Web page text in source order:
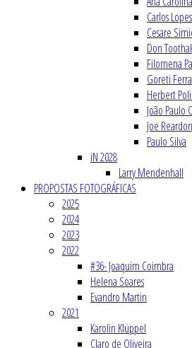
Carlos
Cesare
Don
Filomena
Goreti
Herbert
João Paulo
Joe Reardon
Paulo Silva
iN 2028
Larry Mendenhall
PROPOSTAS FOTOGRÁFICAS
2025
2024
2023
2022
#36- Joaquim Coimbra
Helena Soares
Evandro Martin
2021
Karolin Klüppel
Claro de Oliveira